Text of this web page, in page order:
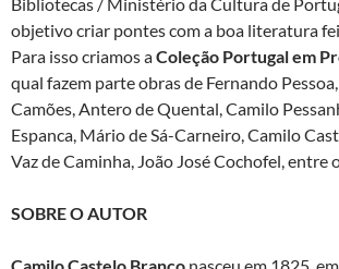
objetivo criar pontes com a boa literatura
Para isso criamos aColeção Portugal em
qual fazem parte obras de Fernando
Camões, Antero de Quental, Camilo
Espanca, Mário de Sá-Carneiro, Camilo
Vaz de Caminha, João José Cochofel, entre
SOBRE O AUTOR
Camilo Castelo Branco nasceu em 1825,